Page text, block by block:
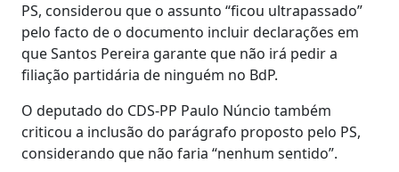
PS, considerou que o assunto “ficou ultrapassado”
pelo facto de o documento incluir declarações em
que Santos Pereira garante que não irá pedir a
filiação partidária de ninguém no BdP.
O deputado do CDS-PP Paulo Núncio também
criticou a inclusão do parágrafo proposto pelo PS,
considerando que não faria “nenhum sentido”.